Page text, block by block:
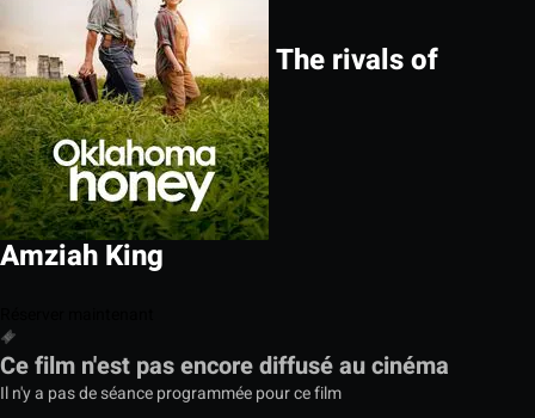
The rivals of
Amziah King
Ce film n'est pas encore diffusé au cinéma
Il n'y a pas de séance programmée pour ce film